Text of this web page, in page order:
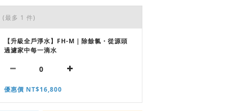
(最多 1 件)
【升級全戶淨水】FH-M｜除餘氯・從源頭
過濾家中每一滴水
優惠價 NT$16,800